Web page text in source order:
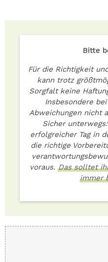
Bitte
Für die Richtigkeit
kann trotz
Sorgfalt keine
Insbesondere
Abweichungen nicht
Sicher
erfolgreicher Tag in
die richtige
voraus. Das solltet
immer